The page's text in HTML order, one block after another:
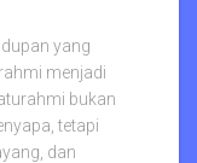
yang
menjadi
bukan
tetapi
dan